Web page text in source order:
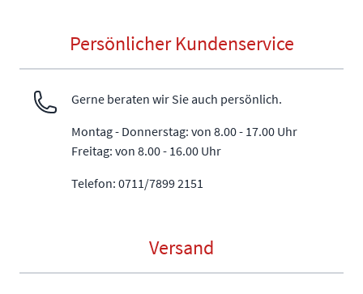
Persönlicher Kundenservice
Gerne beraten wir Sie auch persönlich.
Montag - Donnerstag: von 8.00 - 17.00 Uhr
Freitag: von 8.00 - 16.00 Uhr
Telefon: 0711/7899 2151
Versand